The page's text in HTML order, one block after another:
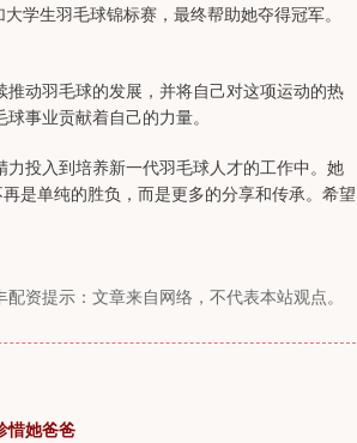
学生羽毛球锦标赛，最终帮助她夺得冠军。
动羽毛球的发展，并将自己对这项运动的热
事业贡献着自己的力量。
投入到培养新一代羽毛球人才的工作中。她
是单纯的胜负，而是更多的分享和传承。希望
配资提示：文章来自网络，不代表本站观点。
惜她爸爸